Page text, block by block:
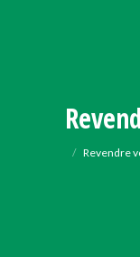
Vous êtes
Revendre